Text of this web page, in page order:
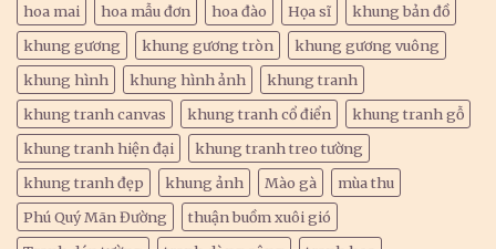
hoa mai
hoa mẫu đơn hoa đào Họa sĩ
khung bản đồ
khung gương
khung gương tròn
khung gương vuông
khung hình
khung hình ảnh
khung tranh
khung tranh canvas
khung tranh cổ điển
khung tranh gỗ
khung tranh hiện đại
khung tranh treo tường
khung tranh đẹp
khung ảnh Mào gà
mùa thu
Phú Quý Mãn Đường
thuận buồm xuôi gió